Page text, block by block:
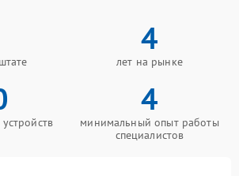
4
лет на рынке
4
минимальный опыт работы
специалистов